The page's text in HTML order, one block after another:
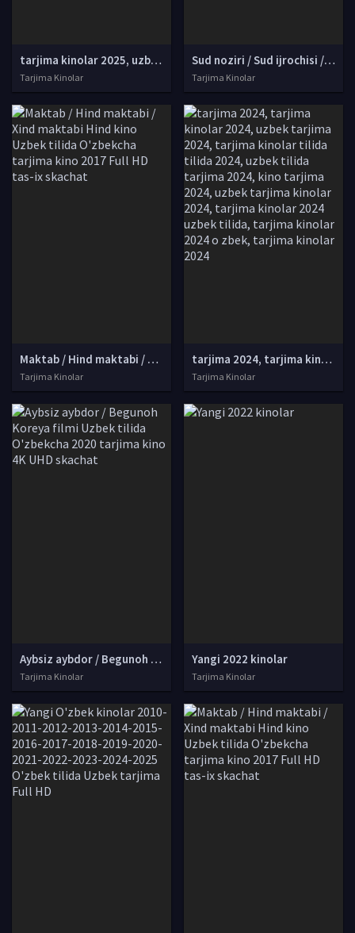
tarjima kinolar 2025, uzbek tarjima kinolar 2025, tarjima kinolar uzbek tilida 2025, tarjima kinolar o zbek 2025, tarjima kinolar o zbek tilida 2025, yangi tarjima kinolar 2025, uzmovi tarjima kinolar 2025, uzmovi com tarjima kinolar 2025, uzbekcha t
Tarjima Kinolar
Sud noziri / Sud ijrochisi / Sudya Polsha filmi Uzbek tilida O'zbekcha 2005 tarjima kino SD skachat
Tarjima Kinolar
Maktab / Hind maktabi / Xind maktabi Hind kino Uzbek tilida O'zbekcha tarjima kino 2017 Full HD tas-ix skachat
Tarjima Kinolar
tarjima 2024, tarjima kinolar 2024, uzbek tarjima 2024, tarjima kinolar tilida tilida 2024, uzbek tilida tarjima 2024, kino tarjima 2024, uzbek tarjima kinolar 2024, tarjima kinolar 2024 uzbek tilida, tarjima kinolar 2024 o zbek, tarjima kinolar 2024
Tarjima Kinolar
Aybsiz aybdor / Begunoh Koreya filmi Uzbek tilida O'zbekcha 2020 tarjima kino 4K UHD skachat
Tarjima Kinolar
Yangi 2022 kinolar
Tarjima Kinolar